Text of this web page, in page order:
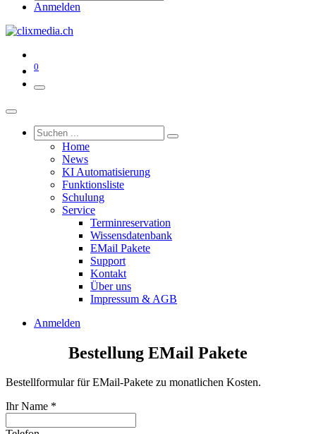
Anmelden
0
Home
News
KI Automatisierung
Funktionsliste
Schulung
Service
Terminreservation
Wissensdatenbank
EMail Pakete
Support
Kontakt
Über uns
Impressum & AGB
Anmelden
Bestellung EMail Pakete
Bestellformular für EMail-Pakete zu monatlichen Kosten.
Ihr Name *